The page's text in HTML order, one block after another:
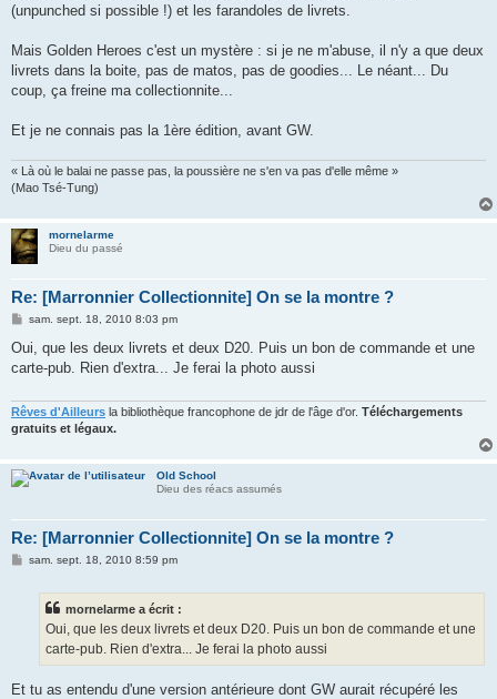
(unpunched si possible !) et les farandoles de livrets.
Mais Golden Heroes c'est un mystère : si je ne m'abuse, il n'y a que deux
livrets dans la boite, pas de matos, pas de goodies... Le néant... Du
coup, ça freine ma collectionnite...
Et je ne connais pas la 1ère édition, avant GW.
« Là où le balai ne passe pas, la poussière ne s'en va pas d'elle même »
(Mao Tsé-Tung)
mornelarme
Dieu du passé
Re: [Marronnier Collectionnite] On se la montre ?
M
s
a
sam. sept. 18, 2010 8:03 pm
Oui, que les deux livrets et deux D20. Puis un bon de commande et une
carte-pub. Rien d'extra... Je ferai la photo aussi
Rêves d'Ailleurs la bibliothèque francophone de jdr de l'âge d'or. Téléchargements
gratuits et légaux.
Old School
Dieu des réacs assumés
Re: [Marronnier Collectionnite] On se la montre ?
Msam. sept. 18, 2010 8:59 pm
mornelarme a écrit :
Oui, que les deux livrets et deux D20. Puis un bon de commande et une
carte-pub. Rien d'extra... Je ferai la photo aussi
Et tu as entendu d'une version antérieure dont GW aurait récupéré les